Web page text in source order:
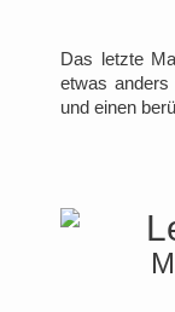
Das letzte
etwas
und einen